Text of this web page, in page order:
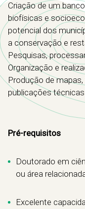
Criação de um
biofísicas e
potencial dos
a conservação e
Pesquisas,
Organização e
Produção de
publicações
Pré-requisitos
Doutorado em
ou área
Excelente